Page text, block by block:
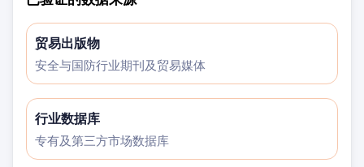
贸易出版物
安全与国防行业期刊及贸易媒体
行业数据库
专有及第三方市场数据库